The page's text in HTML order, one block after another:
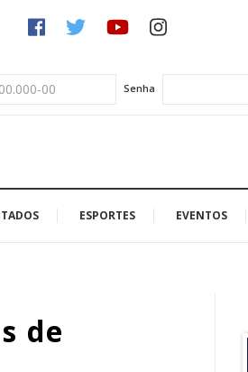
Senha
ESPORTES EVENTOS
de